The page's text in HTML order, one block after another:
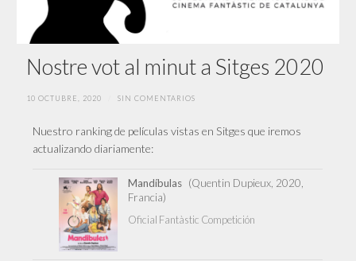
Nostre vot al minut a Sitges 2020
10 OCTUBRE, 2020 SIN COMENTARIOS
Nuestro ranking de películas vistas en Sitges que iremos
actualizando diariamente:
Mandíbulas (Quentin Dupieux, 2020,
Francia)
Oficial Fantàstic Competición